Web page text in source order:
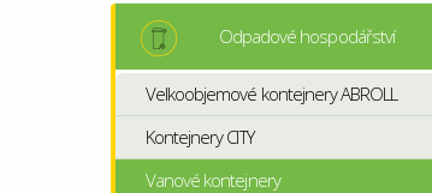
Odpadové hospodářství
Velkoobjemové kontejnery ABROLL
Kontejnery CITY
Vanové kontejnery